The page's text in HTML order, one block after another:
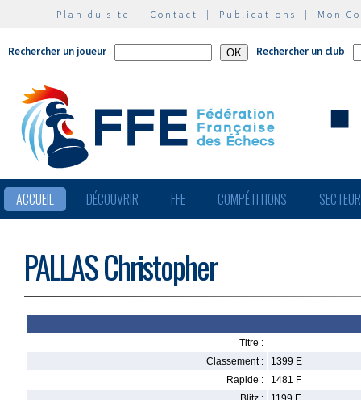
Plan du site | Contact | Publications | Mon
Rechercher un joueur Rechercher un club
ACCUEIL DÉCOUVRIR FFE COMPÉTITIONS
PALLAS Christopher
Titre :
Classement :
1399 E
Rapide :
1481 F